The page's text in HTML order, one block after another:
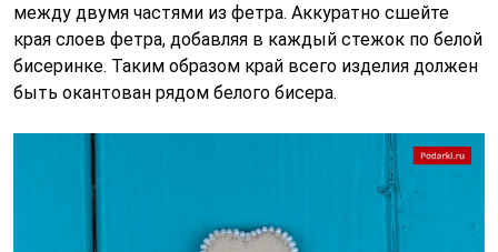
между двумя частями из фетра. Аккуратно сшейте
края слоев фетра, добавляя в каждый стежок по белой
бисеринке. Таким образом край всего изделия должен
быть окантован рядом белого бисера.